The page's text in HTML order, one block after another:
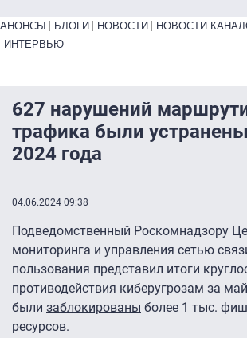
Primary links bottom
АНОНСЫ БЛОГИ НОВОСТИ НОВОСТИ
ИНТЕРВЬЮ
627 нарушений
трафика были
2024 года
04.06.2024 09:38
Подведомственный Роскомнадзору
мониторинга и управления сетью
пользования представил итоги
противодействия киберугрозам за
были заблокированы более 1 тыс.
ресурсов.